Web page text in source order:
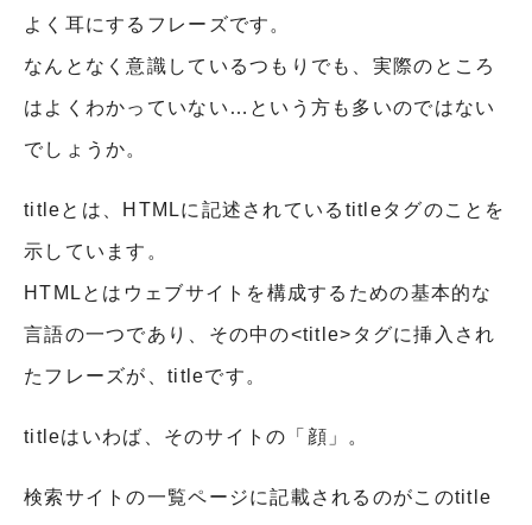
よく耳にするフレーズです。
なんとなく意識しているつもりでも、実際のところ
はよくわかっていない…という方も多いのではない
でしょうか。
titleとは、HTMLに記述されているtitleタグのことを
示しています。
HTMLとはウェブサイトを構成するための基本的な
言語の一つであり、その中の<title>タグに挿入され
たフレーズが、titleです。
titleはいわば、そのサイトの「顔」。
検索サイトの一覧ページに記載されるのがこのtitle